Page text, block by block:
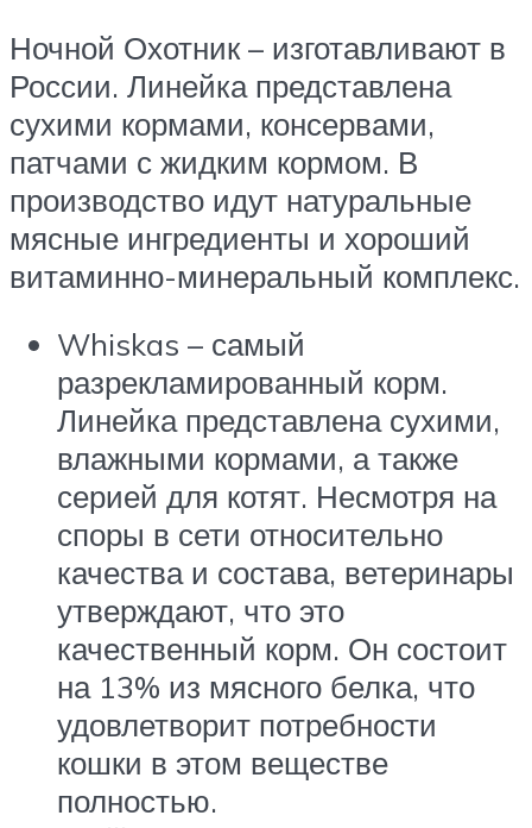
Ночной Охотник – изготавливают в
России. Линейка представлена
сухими кормами, консервами,
патчами с жидким кормом. В
производство идут натуральные
мясные ингредиенты и хороший
витаминно-минеральный комплекс.
Whiskas – самый
разрекламированный корм.
Линейка представлена сухими,
влажными кормами, а также
серией для котят. Несмотря на
споры в сети относительно
качества и состава, ветеринары
утверждают, что это
качественный корм. Он состоит
на 13% из мясного белка, что
удовлетворит потребности
кошки в этом веществе
полностью.